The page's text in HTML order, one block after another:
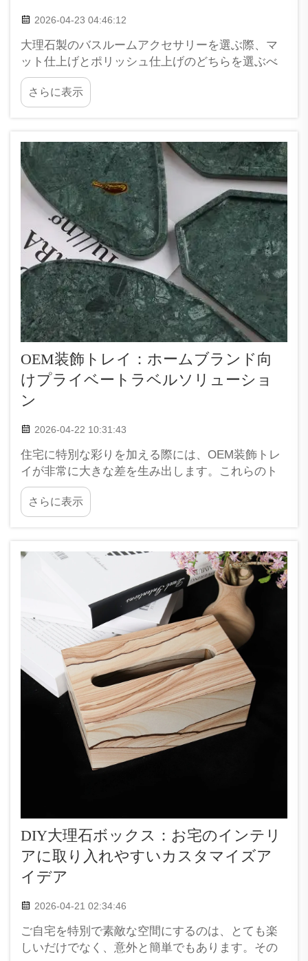
2026-04-23 04:46:12
大理石製のバスルームアクセサリーを選ぶ際、マ
ット仕上げとポリッシュ仕上げのどちらを選ぶべ
きか迷うかもしれません。どちらもそれぞれ独特
の魅力があり、お使いのバスルームの見た目をま
ったく異なるものに変えてしまう可能性がありま
常に重要であることを理解しています…
さらに表示
OEM装飾トレイ：ホームブランド向
けプライベートラベルソリューショ
ン
2026-04-22 10:31:43
住宅に特別な彩りを加える際には、OEM装飾トレ
イが非常に大きな差を生み出します。これらのト
レイは単に美しいだけでなく、実用性も非常に高
いです。XPICなどの企業はプライベートラベルソ
リューションを提供しており、お客様は自社ブラ
さらに表示
DIY大理石ボックス：お宅のインテリ
アに取り入れやすいカスタマイズア
イデア
2026-04-21 02:34:46
ご自宅を特別で素敵な空間にするのは、とても楽
しいだけでなく、意外と簡単でもあります。その